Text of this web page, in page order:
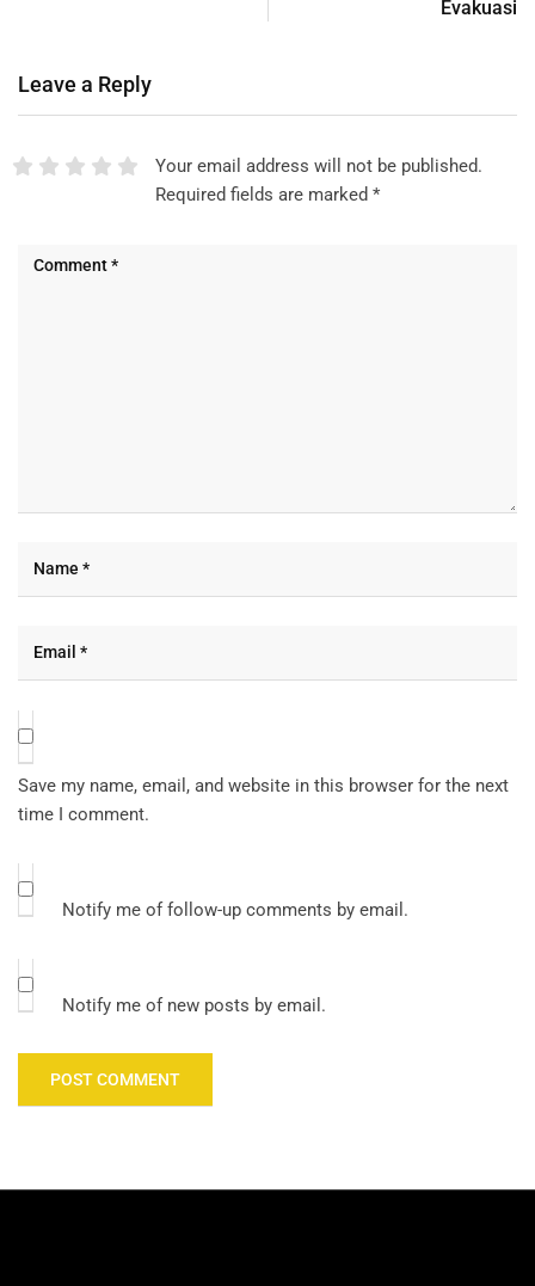
Evakuasi
Leave a Reply
Your email address will not be published.
Required fields are marked *
Save my name, email, and website in this browser for the next
time I comment.
Notify me of follow-up comments by email.
Notify me of new posts by email.